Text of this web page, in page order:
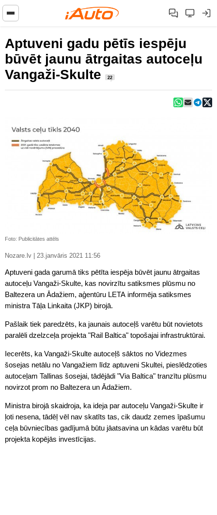
Aptuveni gadu pētīs iespēju
būvēt jaunu ātrgaitas autoceļu
Vangaži-Skulte
22
Foto: Publicitātes attēls
Nozare.lv | 23.janvāris 2021 11:56
Aptuveni gada garumā tiks pētīta iespēja būvēt jaunu ātrgaitas
autoceļu Vangaži-Skulte, kas novirzītu satiksmes plūsmu no
Baltezera un Ādažiem, aģentūru LETA informēja satiksmes
ministra Tāļa Linkaita (JKP) birojā.
Pašlaik tiek paredzēts, ka jaunais autoceļš varētu būt novietots
paralēli dzelzceļa projekta "Rail Baltica" topošajai infrastruktūrai.
Iecerēts, ka Vangaži-Skulte autoceļš sāktos no Videzmes
šosejas netālu no Vangažiem līdz aptuveni Skultei, pieslēdzoties
autoceļam Tallinas šosejai, tādējādi "Via Baltica" tranzītu plūsmu
novirzot prom no Baltezera un Ādažiem.
Ministra birojā skaidroja, ka ideja par autoceļu Vangaži-Skulte ir
ļoti nesena, tādēļ vēl nav skatīts tas, cik daudz zemes īpašumu
ceļa būvniecības gadījumā būtu jāatsavina un kādas varētu būt
projekta kopējās investīcijas.